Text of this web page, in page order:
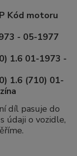
Kód motoru
- 05-1977
1.6 01-1973 -
1.6 (710) 01-
díl pasuje do
údaji o vozidle,